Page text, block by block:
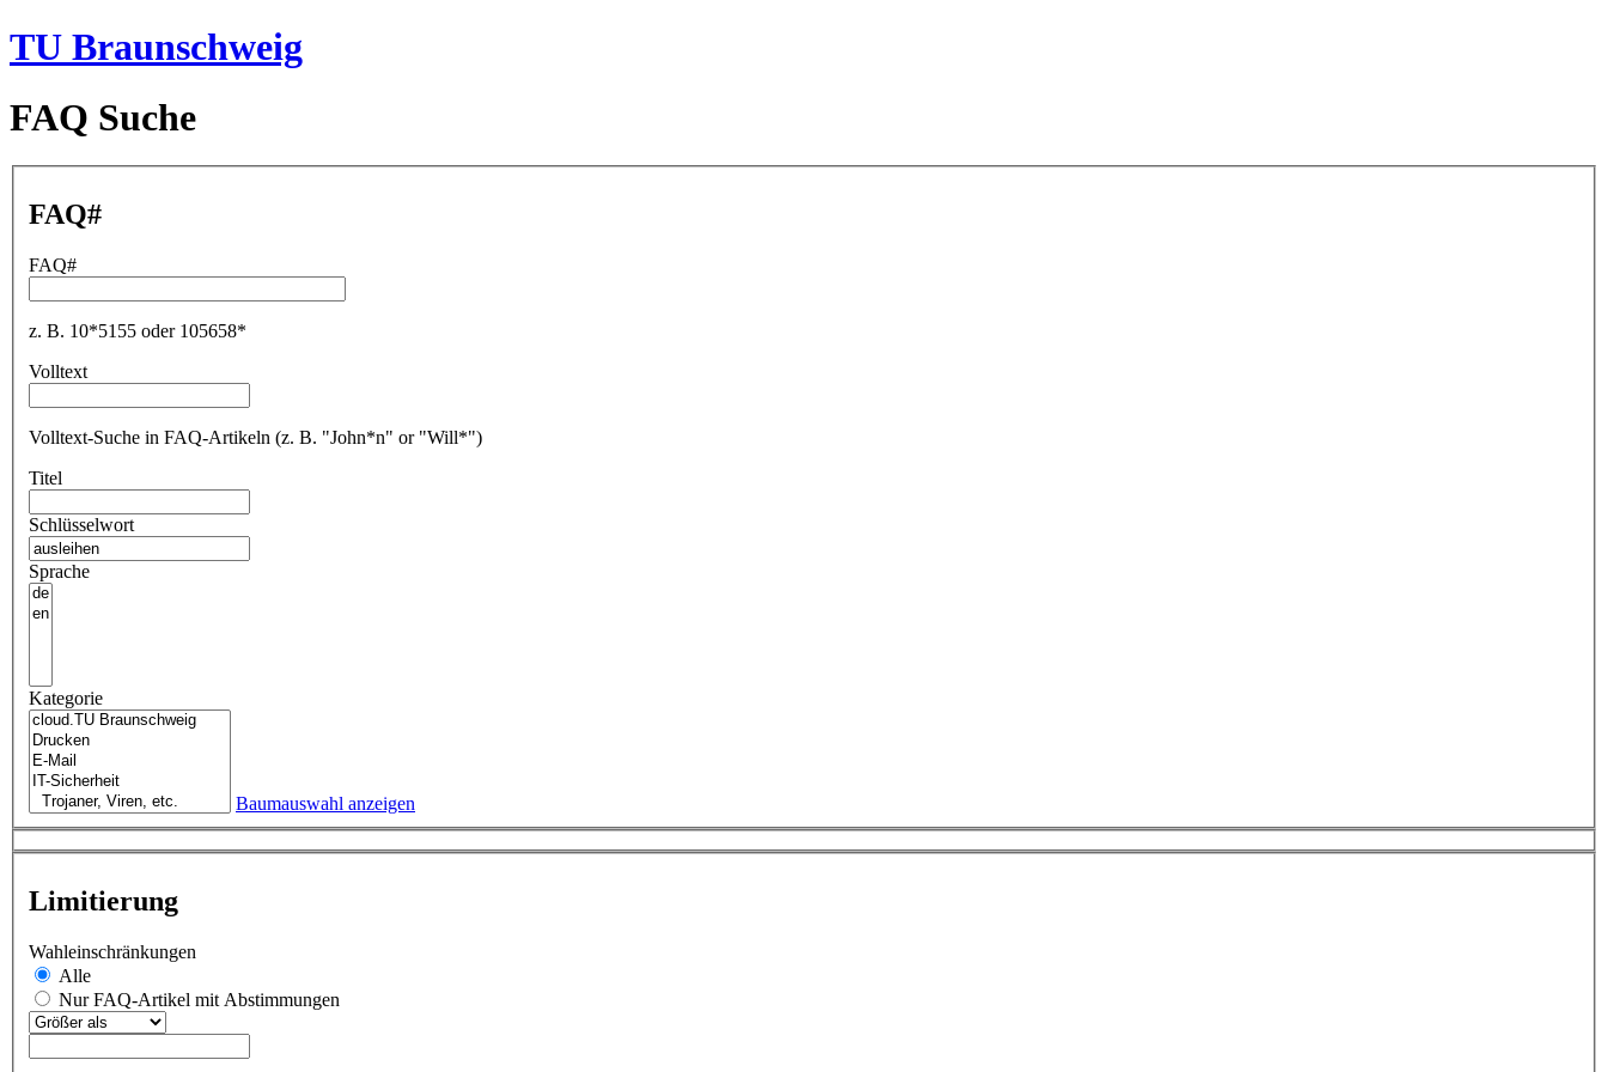
TU Braunschweig
FAQ Suche
FAQ#
FAQ#
z. B. 10*5155 oder 105658*
Volltext
Volltext-Suche in FAQ-Artikeln (z. B. "John*n" or "Will*")
Titel
Schlüsselwort
Sprache
Kategorie
Baumauswahl anzeigen
Limitierung
Wahleinschränkungen
Alle
Nur FAQ-Artikel mit Abstimmungen